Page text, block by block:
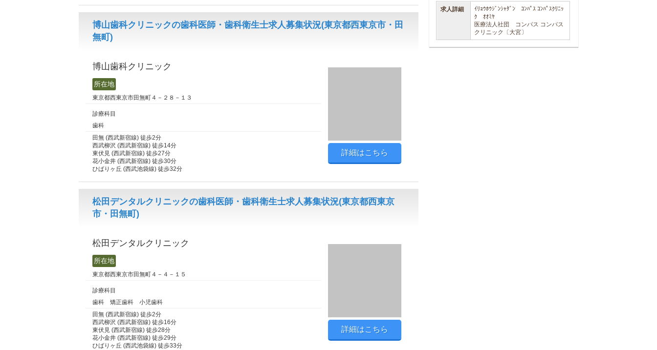
博山歯科クリニックの歯科医師・歯科衛生士求人募集状況(東京都西東京市・田
無町)
博山歯科クリニック
詳細はこちら
所在地
東京都西東京市田無町４－２８－１３
診療科目
歯科
田無 (西武新宿線) 徒歩2分
西武柳沢 (西武新宿線) 徒歩14分
東伏見 (西武新宿線) 徒歩27分
花小金井 (西武新宿線) 徒歩30分
ひばりヶ丘 (西武池袋線) 徒歩32分
松田デンタルクリニックの歯科医師・歯科衛生士求人募集状況(東京都西東京
市・田無町)
松田デンタルクリニック
詳細はこちら
所在地
東京都西東京市田無町４－４－１５
診療科目
歯科 矯正歯科 小児歯科
田無 (西武新宿線) 徒歩2分
西武柳沢 (西武新宿線) 徒歩16分
東伏見 (西武新宿線) 徒歩28分
花小金井 (西武新宿線) 徒歩29分
ひばりヶ丘 (西武池袋線) 徒歩33分
求人詳細
ｲﾘｮｳﾎｳｼﾞﾝｼｬﾀﾞﾝ ｺﾝﾊﾟｽ ｺﾝﾊﾟｽｸﾘﾆｯ
ｸ ｵｵﾐﾔ
医療法人社団 コンパス コンパス
クリニック〔大宮〕